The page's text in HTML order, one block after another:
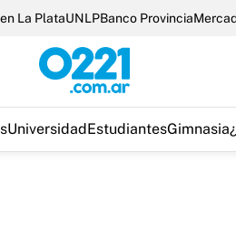
La PlataUNLPBanco Provincia
UniversidadEstudiantesGimnasia